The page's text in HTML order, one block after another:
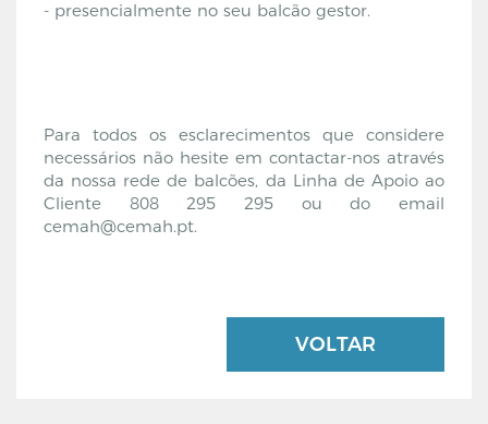
- presencialmente no seu balcão gestor.
Para todos os esclarecimentos que considere
necessários não hesite em contactar-nos através
da nossa rede de balcões, da Linha de Apoio ao
Cliente 808 295 295 ou do email
cemah@cemah.pt.
VOLTAR